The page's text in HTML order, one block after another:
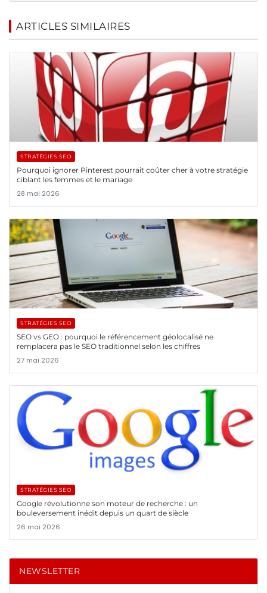
ARTICLES SIMILAIRES
STRATÉGIES SEO
Pourquoi ignorer Pinterest pourrait coûter cher à votre stratégie
ciblant les femmes et le mariage
28 mai 2026
STRATÉGIES SEO
SEO vs GEO : pourquoi le référencement géolocalisé ne
remplacera pas le SEO traditionnel selon les chiffres
27 mai 2026
STRATÉGIES SEO
Google révolutionne son moteur de recherche : un
bouleversement inédit depuis un quart de siècle
26 mai 2026
NEWSLETTER